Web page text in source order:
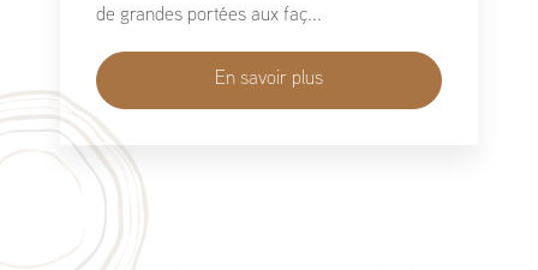
de grandes portées aux faç...
En savoir plus